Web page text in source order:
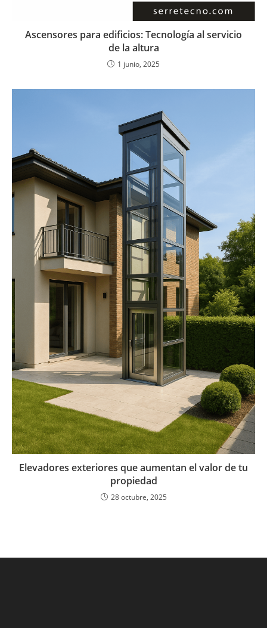
Ascensores para edificios: Tecnología al servicio
de la altura
1 junio, 2025
Elevadores exteriores que aumentan el valor de tu
propiedad
28 octubre, 2025